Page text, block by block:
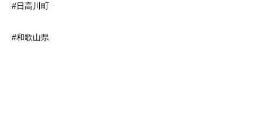
#日高川町
#和歌山県